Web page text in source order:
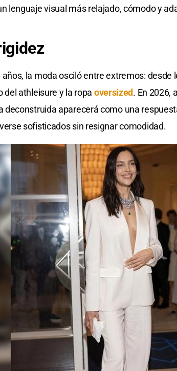
lenguaje visual más relajado, cómodo y
años, la moda osciló entre extremos:
del athleisure y la ropa oversized. En 2026,
deconstruida aparecerá como una
sofisticados sin resignar comodidad.